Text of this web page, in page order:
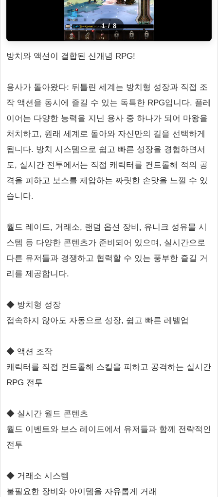
1/8
방치와 액션이 결합된 신개념 RPG!
용사가 돌아왔다: 뒤틀린 세계는 방치형 성장과 직접 조
작 액션을 동시에 즐길 수 있는 독특한 RPG입니다. 플레
이어는 다양한 능력을 지닌 용사 중 하나가 되어 마왕을
처치하고, 원래 세계로 돌아와 자신만의 길을 선택하게
됩니다. 방치 시스템으로 쉽고 빠른 성장을 경험하면서
도, 실시간 전투에서는 직접 캐릭터를 컨트롤해 적의 공
격을 피하고 보스를 제압하는 짜릿한 손맛을 느낄 수 있
습니다.
월드 레이드, 거래소, 랜덤 옵션 장비, 유니크 성유물 시
스템 등 다양한 콘텐츠가 준비되어 있으며, 실시간으로
다른 유저들과 경쟁하고 협력할 수 있는 풍부한 즐길 거
리를 제공합니다.
◆ 방치형 성장
접속하지 않아도 자동으로 성장, 쉽고 빠른 레벨업
◆ 액션 조작
캐릭터를 직접 컨트롤해 스킬을 피하고 공격하는 실시간
RPG 전투
◆ 실시간 월드 콘텐츠
월드 이벤트와 보스 레이드에서 유저들과 함께 전략적인
전투
◆ 거래소 시스템
불필요한 장비와 아이템을 자유롭게 거래